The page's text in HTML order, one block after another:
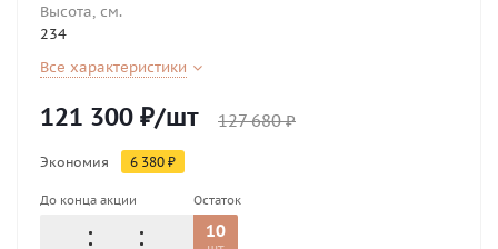
Высота, см.
234
Все характеристики
121 300 ₽/шт 127 680₽
Экономия 6 380 ₽
До конца акции Остаток
10